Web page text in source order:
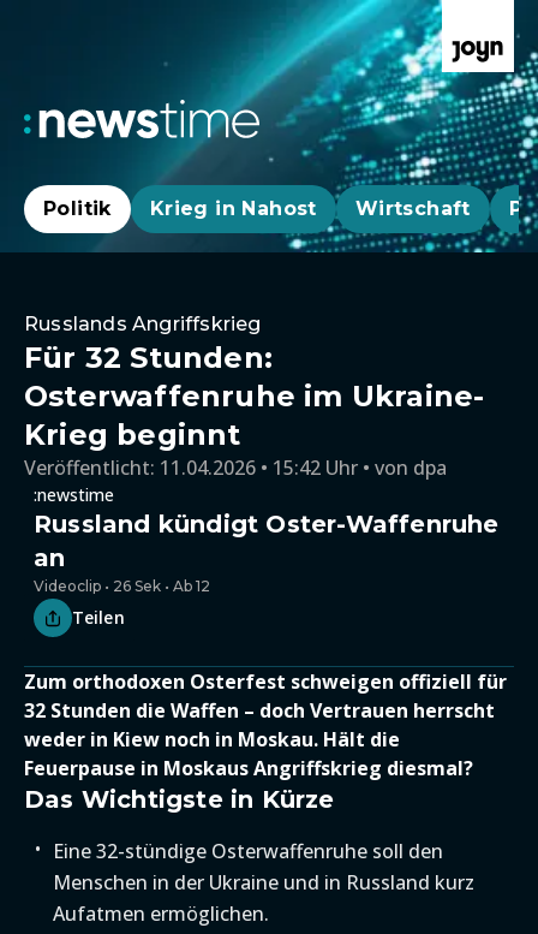
Politik Krieg in Nahost Wirtschaft
Russlands Angriffskrieg
Für 32 Stunden:
Osterwaffenruhe im Ukraine-
Krieg beginnt
Veröffentlicht: 11.04.2026 • 15:42 Uhr von dpa
:newstime
Russland kündigt Oster-Waffenruhe
an
Videoclip • 26 Sek • Ab 12
Teilen
Zum orthodoxen Osterfest schweigen offiziell für
32 Stunden die Waffen – doch Vertrauen herrscht
weder in Kiew noch in Moskau. Hält die
Feuerpause in Moskaus Angriffskrieg diesmal?
Das Wichtigste in Kürze
Eine 32-stündige Osterwaffenruhe soll den
Menschen in der Ukraine und in Russland kurz
Aufatmen ermöglichen.